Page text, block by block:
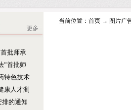
更多
批师承
”首批师
特色技术
康人才测
排的通知
当前位置： 首页 → 图片广